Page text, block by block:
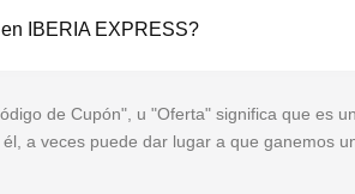
IBERIA EXPRESS?
de Cupón", u "Oferta" significa que es
a veces puede dar lugar a que ganemos